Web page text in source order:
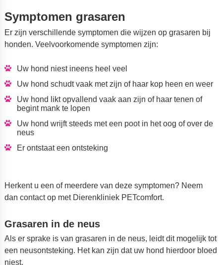
Symptomen grasaren
Er zijn verschillende symptomen die wijzen op grasaren bij
honden. Veelvoorkomende symptomen zijn:
Uw hond niest ineens heel veel
Uw hond schudt vaak met zijn of haar kop heen en weer
Uw hond likt opvallend vaak aan zijn of haar tenen of
begint mank te lopen
Uw hond wrijft steeds met een poot in het oog of over de
neus
Er ontstaat een ontsteking
Herkent u een of meerdere van deze symptomen? Neem
dan contact op met Dierenkliniek PETcomfort.
Grasaren in de neus
Als er sprake is van grasaren in de neus, leidt dit mogelijk tot
een neusontsteking. Het kan zijn dat uw hond hierdoor bloed
niest.